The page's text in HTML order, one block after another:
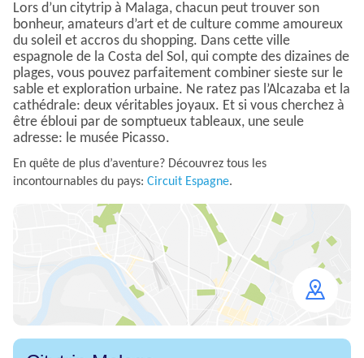
Lors d’un citytrip à Malaga, chacun peut trouver son
bonheur, amateurs d’art et de culture comme amoureux
du soleil et accros du shopping. Dans cette ville
espagnole de la Costa del Sol, qui compte des dizaines de
plages, vous pouvez parfaitement combiner sieste sur le
sable et exploration urbaine. Ne ratez pas l’Alcazaba et la
cathédrale: deux véritables joyaux. Et si vous cherchez à
être ébloui par de somptueux tableaux, une seule
adresse: le musée Picasso.
En quête de plus d’aventure? Découvrez tous les
incontournables du pays: Circuit Espagne.
map